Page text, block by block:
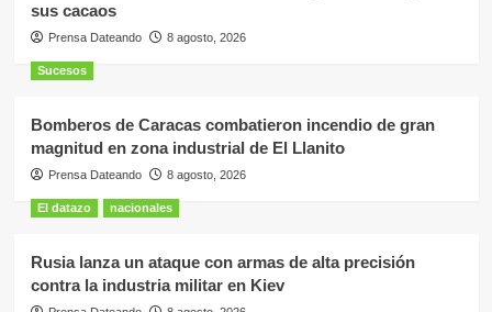
sus cacaos
Prensa Dateando 8 agosto, 2026
Sucesos
Bomberos de Caracas combatieron incendio de gran
magnitud en zona industrial de El Llanito
Prensa Dateando 8 agosto, 2026
El datazo nacionales
Rusia lanza un ataque con armas de alta precisión
contra la industria militar en Kiev